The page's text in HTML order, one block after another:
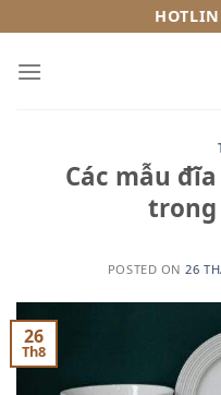
to
content
Các mẫu
trong
POSTED ON 26
26
Th8